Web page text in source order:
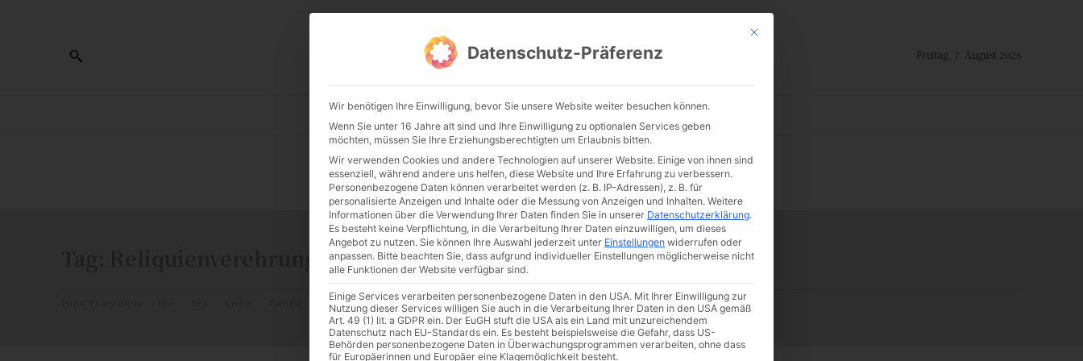
CATHWALK.DE Freitag, 7. August 2026
ALTE MESSE GLAUBE KULTUR FRÖMMIGKEIT TRADITION
Katholizismus Franziskus 50 Jahre Humanae vitae Katholische Kirche
Mit diesem Button wird der Dialog geschlossen. Seine Funktionalität ist
Datenschutz-Präferenz
Wir benötigen Ihre Einwilligung, bevor Sie unsere Website weiter besuchen können.
Wenn Sie unter 16 Jahre alt sind und Ihre Einwilligung zu optionalen Services geben
möchten, müssen Sie Ihre Erziehungsberechtigten um Erlaubnis bitten.
Wir verwenden Cookies und andere Technologien auf unserer Website. Einige von ihnen sind
essenziell, während andere uns helfen, diese Website und Ihre Erfahrung zu verbessern.
Personenbezogene Daten können verarbeitet werden (z. B. IP-Adressen), z. B. für
personalisierte Anzeigen und Inhalte oder die Messung von Anzeigen und Inhalten. Weitere
Informationen über die Verwendung Ihrer Daten finden Sie in unserer Datenschutzerklärung.
Es besteht keine Verpflichtung, in die Verarbeitung Ihrer Daten einzuwilligen, um dieses
Angebot zu nutzen. Sie können Ihre Auswahl jederzeit unter Einstellungen widerrufen oder
anpassen. Bitte beachten Sie, dass aufgrund individueller Einstellungen möglicherweise nicht
alle Funktionen der Website verfügbar sind.
Einige Services verarbeiten personenbezogene Daten in den USA. Mit Ihrer Einwilligung zur
Nutzung dieser Services willigen Sie auch in die Verarbeitung Ihrer Daten in den USA gemäß
Art. 49 (1) lit. a GDPR ein. Der EuGH stuft die USA als ein Land mit unzureichendem
Datenschutz nach EU-Standards ein. Es besteht beispielsweise die Gefahr, dass US-
Behörden personenbezogene Daten in Überwachungsprogrammen verarbeiten, ohne dass
für Europäerinnen und Europäer eine Klagemöglichkeit besteht.